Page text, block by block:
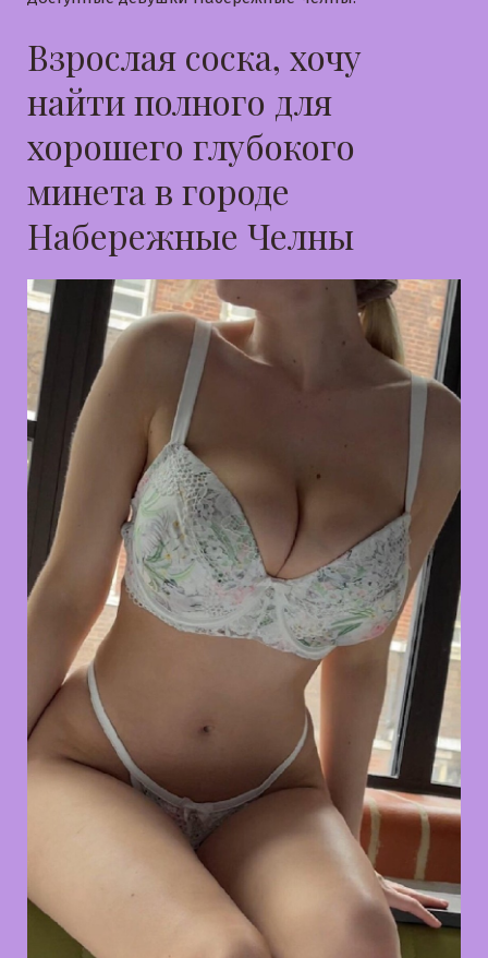
Взрослая соска, хочу
найти полного для
хорошего глубокого
минета в городе
Набережные Челны